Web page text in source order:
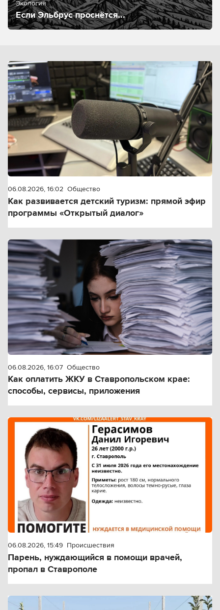
Экология
Если Эльбрус проснётся...
06.08.2026, 16:02 Общество
Как развивается детский туризм: прямой эфир
программы «Открытый диалог»
06.08.2026, 16:07 Общество
Как оплатить ЖКУ в Ставропольском крае:
способы, сервисы, приложения
06.08.2026, 15:49 Происшествия
Парень, нуждающийся в помощи врачей,
пропал в Ставрополе